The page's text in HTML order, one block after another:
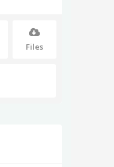
Files